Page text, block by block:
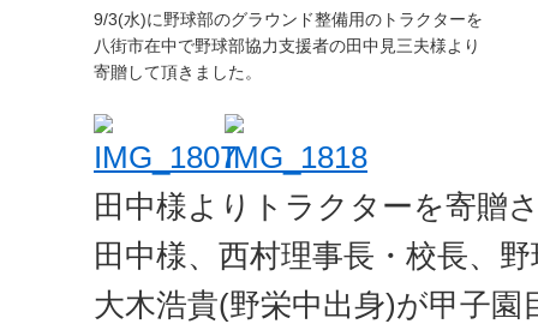
9/3(水)に野球部のグラウンド整備用のトラクターを
八街市在中で野球部協力支援者の田中見三夫様より
寄贈して頂きました。
田中様よりトラクター
田中様、西村理事長・校長、
大木浩貴(野栄中出身)が甲子